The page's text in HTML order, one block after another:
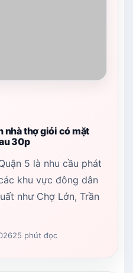
nhà thợ giỏi có mặt
30p
5 là nhu cầu phát
khu vực đông dân
như Chợ Lớn, Trần
25 phút đọc